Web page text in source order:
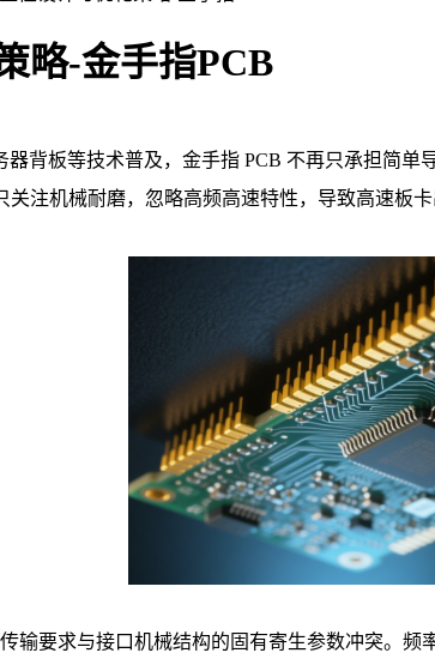
略-金手指PCB
背板等技术普及，金手指 PCB 不再只承担简
注机械耐磨，忽略高频高速特性，导致高速板
输要求与接口机械结构的固有寄生参数冲突。